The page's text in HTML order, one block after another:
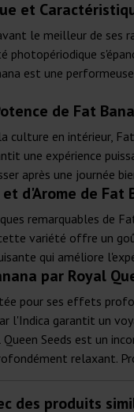
et
le meilleur de ses
photopériodique
est une
de Fat
culture en intérieur,
une expérience
après une journée
d'Arome de Fat
remarquables de
variété offre un
qui améliore
par Royal
pour ses effets
l'Indica garantit un
Seeds est un
relaxant.
des produits